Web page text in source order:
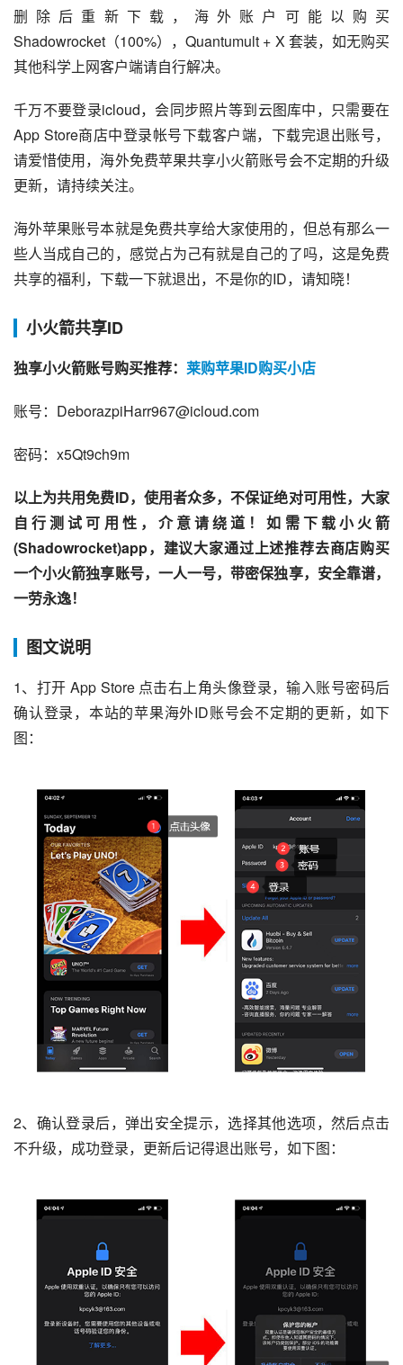
Shadowrocket （100%），Quantumult + X 套装，如无购买
其他科学上网客户端请自行解决。
千万不要登录icloud，会同步照片等到云图库中，只需要在
App Store商店中登录帐号下载客户端，下载完退出账号，
请爱惜使用，海外免费苹果共享小火箭账号会不定期的升级
更新，请持续关注。
海外苹果账号本就是免费共享给大家使用的，但总有那么一
些人当成自己的，感觉占为己有就是自己的了吗，这是免费
共享的福利，下载一下就退出，不是你的ID，请知晓！
小火箭共享ID
独享小火箭账号购买推荐： 莱购苹果ID购买小店
账号： DeborazpiHarr967@icloud.com
密码：x5Qt9ch9m
以上为共用免费ID，使用者众多，不保证绝对可用性，大家
自行测试可用性，介意请绕道！如需下载小火箭
(Shadowrocket)app，建议大家通过上述推荐去商店购买
一个小火箭独享账号， 一人一号，带密保独享，安全靠谱，
一劳永逸！
图文说明
1、打开 App Store 点击右上角头像登录，输入账号密码后
确认登录，本站的苹果海外ID账号会不定期的更新，如下
图：
2、确认登录后，弹出安全提示，选择其他选项，然后点击
不升级，成功登录，更新后记得退出账号，如下图：